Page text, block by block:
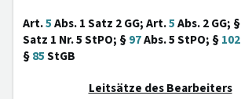
Art.5Abs. 1 Satz 2 GG; Art.5Abs. 2 GG; §
Satz 1 Nr. 5 StPO; §97Abs. 5 StPO; §102
§85StGB
Leitsätze des Bearbeiters